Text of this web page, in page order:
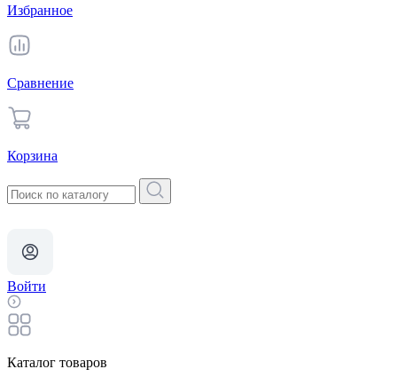
Избранное
Сравнение
Корзина
Войти
Каталог товаров